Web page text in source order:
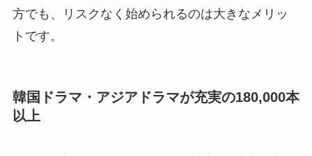
方でも、リスクなく始められるのは大きなメリッ
トです。
韓国ドラマ・アジアドラマが充実の180,000本
以上